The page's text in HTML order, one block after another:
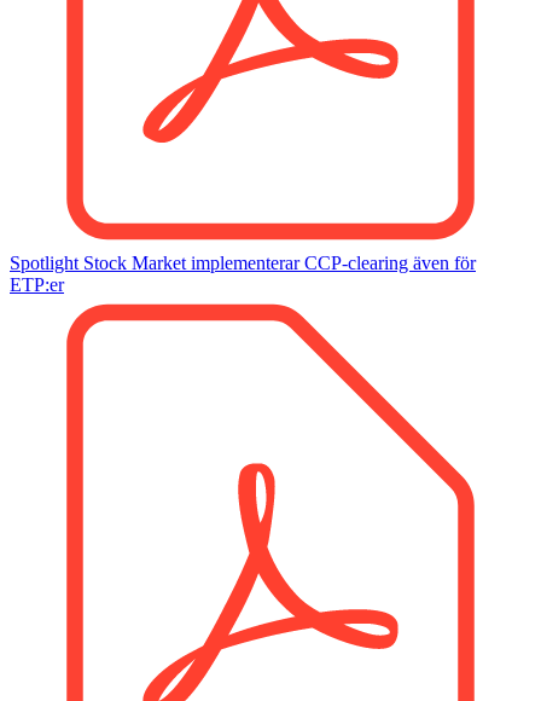
Spotlight Stock Market implementerar CCP-clearing även för
ETP:er